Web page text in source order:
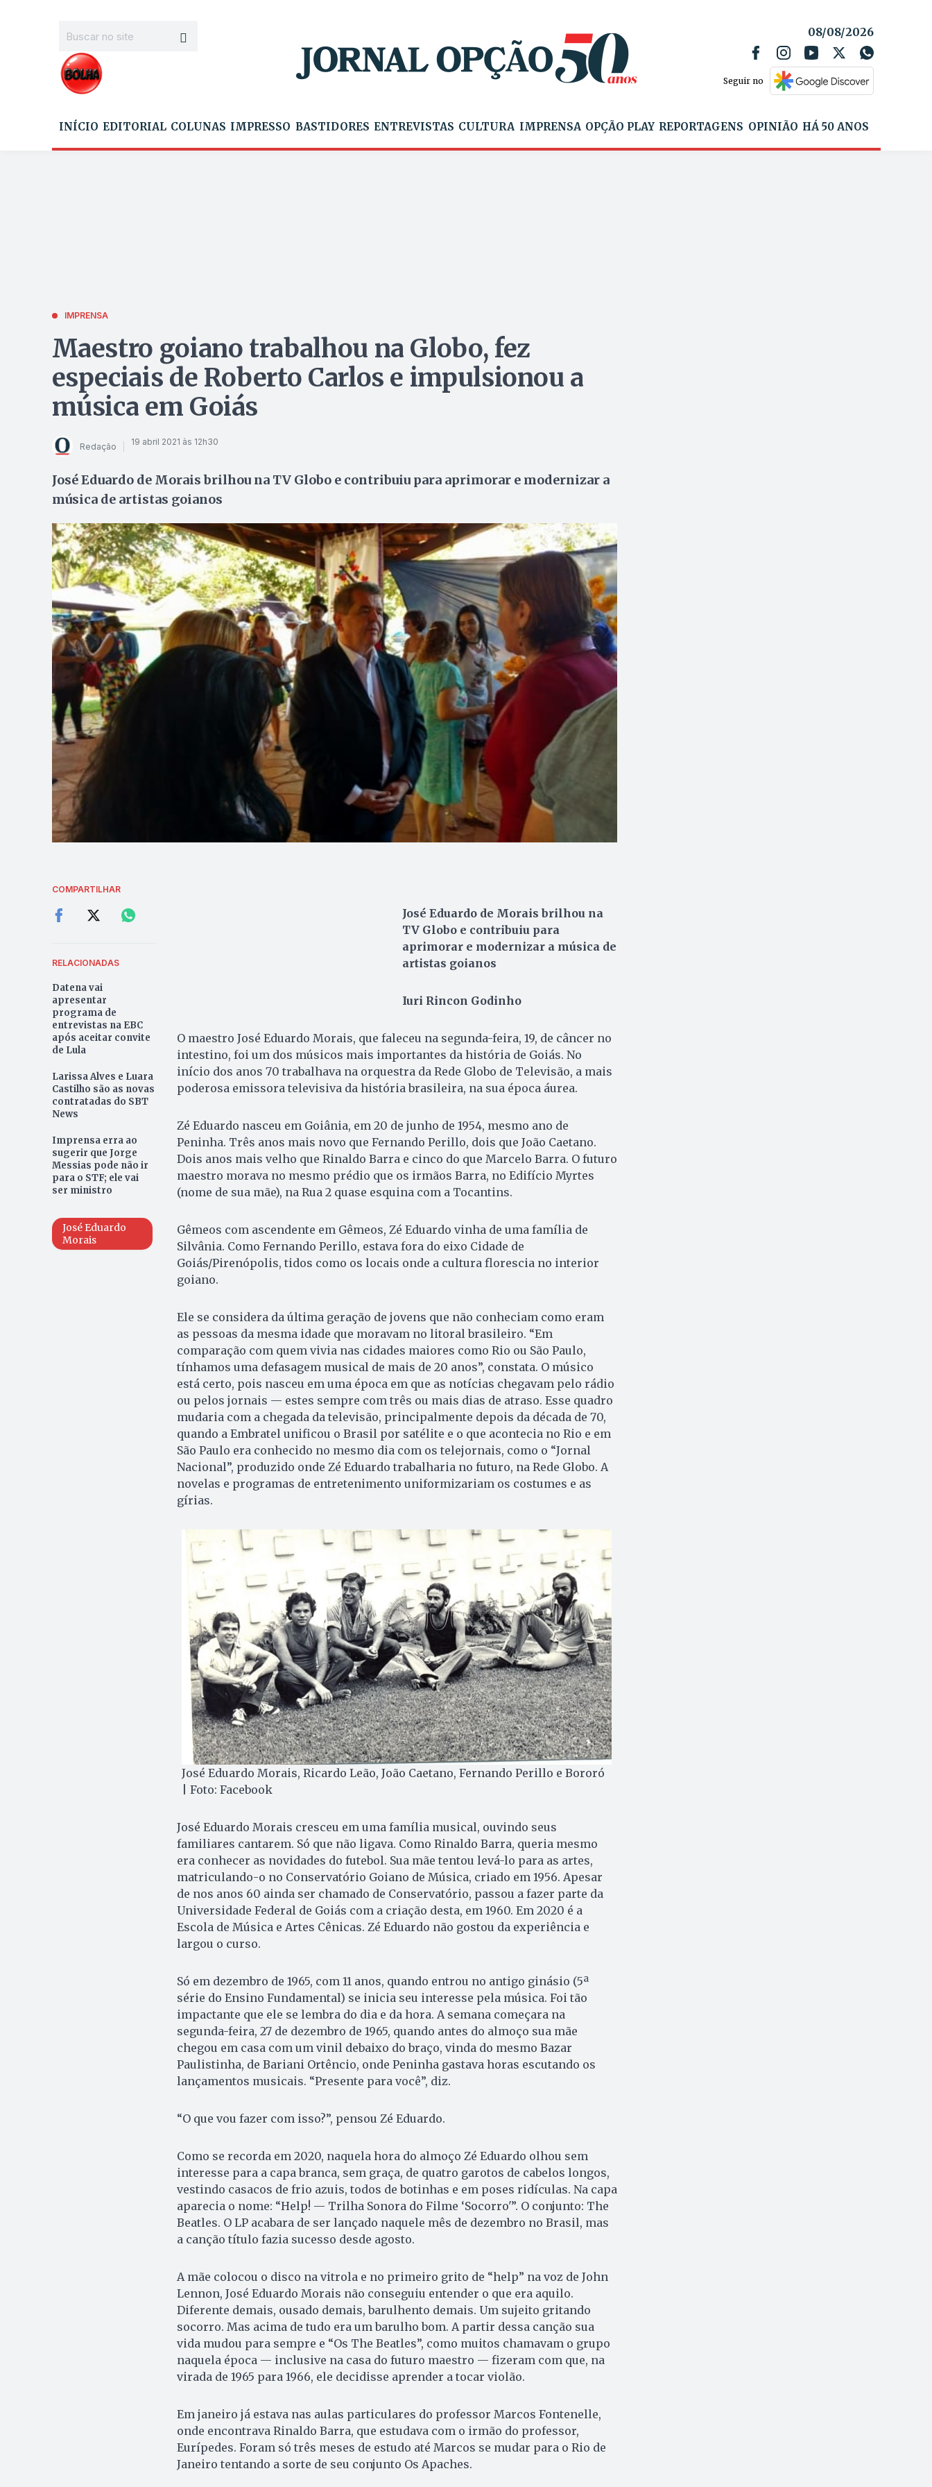
08/08/2026
Seguir no
INÍCIO EDITORIAL COLUNAS IMPRESSO BASTIDORES ENTREVISTAS CULTURA IMPRENSA OPÇÃO PLAY REPORTAGENS OPINIÃO HÁ 50 ANOS
IMPRENSA
Maestro goiano trabalhou na Globo, fez
especiais de Roberto Carlos e impulsionou a
música em Goiás
Redação 19 abril 2021 às 12h30
José Eduardo de Morais brilhou na TV Globo e contribuiu para aprimorar e modernizar a
música de artistas goianos
COMPARTILHAR
RELACIONADAS
Datena vai
apresentar
programa de
entrevistas na EBC
após aceitar convite
de Lula
Larissa Alves e Luara
Castilho são as novas
contratadas do SBT
News
Imprensa erra ao
sugerir que Jorge
Messias pode não ir
para o STF; ele vai
ser ministro
José Eduardo
Morais
José Eduardo de Morais brilhou na
TV Globo e contribuiu para
aprimorar e modernizar a música de
artistas goianos
Iuri Rincon Godinho
O maestro José Eduardo Morais, que faleceu na segunda-feira, 19, de câncer no
intestino, foi um dos músicos mais importantes da história de Goiás. No
início dos anos 70 trabalhava na orquestra da Rede Globo de Televisão, a mais
poderosa emissora televisiva da história brasileira, na sua época áurea.
Zé Eduardo nasceu em Goiânia, em 20 de junho de 1954, mesmo ano de
Peninha. Três anos mais novo que Fernando Perillo, dois que João Caetano.
Dois anos mais velho que Rinaldo Barra e cinco do que Marcelo Barra. O futuro
maestro morava no mesmo prédio que os irmãos Barra, no Edifício Myrtes
(nome de sua mãe), na Rua 2 quase esquina com a Tocantins.
Gêmeos com ascendente em Gêmeos, Zé Eduardo vinha de uma família de
Silvânia. Como Fernando Perillo, estava fora do eixo Cidade de
Goiás/Pirenópolis, tidos como os locais onde a cultura florescia no interior
goiano.
Ele se considera da última geração de jovens que não conheciam como eram
as pessoas da mesma idade que moravam no litoral brasileiro. “Em
comparação com quem vivia nas cidades maiores como Rio ou São Paulo,
tínhamos uma defasagem musical de mais de 20 anos”, constata. O músico
está certo, pois nasceu em uma época em que as notícias chegavam pelo rádio
ou pelos jornais — estes sempre com três ou mais dias de atraso. Esse quadro
mudaria com a chegada da televisão, principalmente depois da década de 70,
quando a Embratel unificou o Brasil por satélite e o que acontecia no Rio e em
São Paulo era conhecido no mesmo dia com os telejornais, como o “Jornal
Nacional”, produzido onde Zé Eduardo trabalharia no futuro, na Rede Globo. A
novelas e programas de entretenimento uniformizariam os costumes e as
gírias.
José Eduardo Morais, Ricardo Leão, João Caetano, Fernando Perillo e Bororó
| Foto: Facebook
José Eduardo Morais cresceu em uma família musical, ouvindo seus
familiares cantarem. Só que não ligava. Como Rinaldo Barra, queria mesmo
era conhecer as novidades do futebol. Sua mãe tentou levá-lo para as artes,
matriculando-o no Conservatório Goiano de Música, criado em 1956. Apesar
de nos anos 60 ainda ser chamado de Conservatório, passou a fazer parte da
Universidade Federal de Goiás com a criação desta, em 1960. Em 2020 é a
Escola de Música e Artes Cênicas. Zé Eduardo não gostou da experiência e
largou o curso.
Só em dezembro de 1965, com 11 anos, quando entrou no antigo ginásio (5ª
série do Ensino Fundamental) se inicia seu interesse pela música. Foi tão
impactante que ele se lembra do dia e da hora. A semana começara na
segunda-feira, 27 de dezembro de 1965, quando antes do almoço sua mãe
chegou em casa com um vinil debaixo do braço, vinda do mesmo Bazar
Paulistinha, de Bariani Ortêncio, onde Peninha gastava horas escutando os
lançamentos musicais. “Presente para você”, diz.
“O que vou fazer com isso?”, pensou Zé Eduardo.
Como se recorda em 2020, naquela hora do almoço Zé Eduardo olhou sem
interesse para a capa branca, sem graça, de quatro garotos de cabelos longos,
vestindo casacos de frio azuis, todos de botinhas e em poses ridículas. Na capa
aparecia o nome: “Help! — Trilha Sonora do Filme ‘Socorro'”. O conjunto: The
Beatles. O LP acabara de ser lançado naquele mês de dezembro no Brasil, mas
a canção título fazia sucesso desde agosto.
A mãe colocou o disco na vitrola e no primeiro grito de “help” na voz de John
Lennon, José Eduardo Morais não conseguiu entender o que era aquilo.
Diferente demais, ousado demais, barulhento demais. Um sujeito gritando
socorro. Mas acima de tudo era um barulho bom. A partir dessa canção sua
vida mudou para sempre e “Os The Beatles”, como muitos chamavam o grupo
naquela época — inclusive na casa do futuro maestro — fizeram com que, na
virada de 1965 para 1966, ele decidisse aprender a tocar violão.
Em janeiro já estava nas aulas particulares do professor Marcos Fontenelle,
onde encontrava Rinaldo Barra, que estudava com o irmão do professor,
Eurípedes. Foram só três meses de estudo até Marcos se mudar para o Rio de
Janeiro tentando a sorte de seu conjunto Os Apaches.